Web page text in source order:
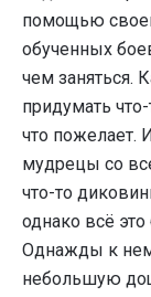
помощью
обученных
чем заняться.
придумать
что пожелает.
мудрецы со
что-то
однако всё
Однажды к
небольшую